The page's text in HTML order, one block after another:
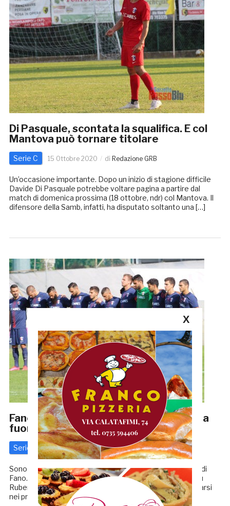
Di Pasquale, scontata la squalifica. E col
Mantova può tornare titolare
Serie C 15 Ottobre 2020 di Redazione GRB
Un’occasione importante. Dopo un inizio di stagione difficile
Davide Di Pasquale potrebbe voltare pagina a partire dal
match di domenica prossima (18 ottobre, ndr) col Mantova. Il
difensore della Samb, infatti, ha disputato soltanto una […]
Fano-Samb, I CONVOCATI: Botta ancora
fuori, c’è Biondi
Serie C 10 Ottobre 2020 diRedazione GRB
Sono 24 i giocatori della Samb convocati per la trasferta di
Fano. Mister Paolo Montero non potrà ancora contare su
Ruben Botta, il cui perfezionamento dovrebbe perfezionarsi
nei prossimi giorni, mentre torna a disposizione il […]
X